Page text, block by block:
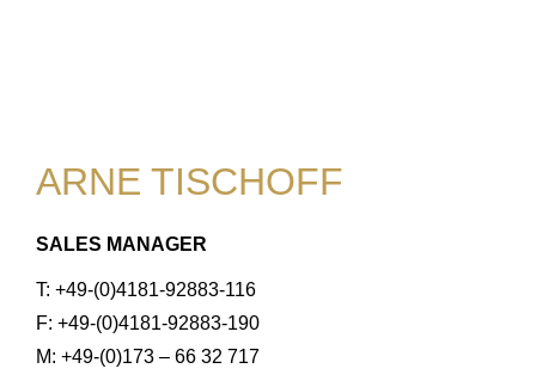
ARNE TISCHOFF
SALES MANAGER
T: +49-(0)4181-92883-116
F: +49-(0)4181-92883-190
M: +49-(0)173 – 66 32 717